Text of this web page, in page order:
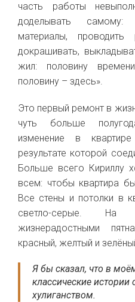
часть работы
доделывать самому:
материалы, проводить
докрашивать,
жил: половину
половину – здесь».
Это первый ремонт в
чуть больше
изменение в
результате которой
Больше всего Кириллу
всем: чтобы квартира
Все стены и потолки в
светло-серые.
жизнерадостными
красный, желтый и
Я бы сказал, что в
классические
хулиганством.